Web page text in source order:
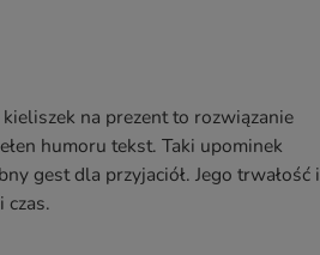
na prezent to rozwiązanie
humoru tekst. Taki upominek
gest dla przyjaciół. Jego trwałość i
czas.